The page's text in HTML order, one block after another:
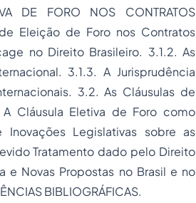
DE FORO NOS CONTRATOS
de Eleição de Foro nos Contratos
no Direito Brasileiro. 3.1.2. As
3.1.3. A Jurisprudência
3.2. As Cláusulas de
Cláusula Eletiva de Foro como
Inovações Legislativas sobre as
Tratamento dado pelo Direito
e Novas Propostas no Brasil e no
BIBLIOGRÁFICAS.